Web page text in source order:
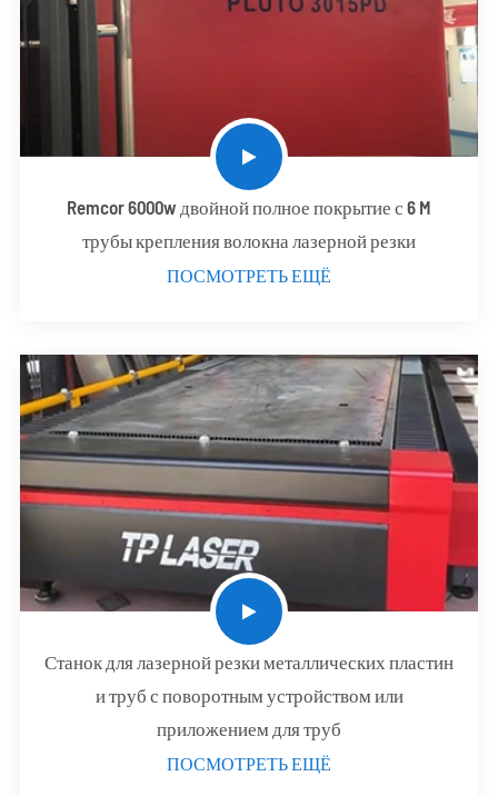
Remcor 6000w двойной полное покрытие с 6 M
трубы крепления волокна лазерной резки
ПОСМОТРЕТЬ ЕЩЁ
Станок для лазерной резки металлических пластин
и труб с поворотным устройством или
приложением для труб
ПОСМОТРЕТЬ ЕЩЁ